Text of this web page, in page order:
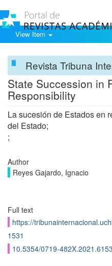
View Item
Revista Tribuna
State Succession in
Responsibility
La sucesión de Estados en
del Estado;
;
Author
Reyes Gajardo, Ignacio
Full text
https://
1531
10.5354/0719-